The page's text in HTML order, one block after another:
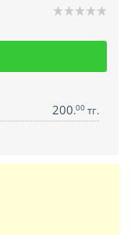
200.00 тг.